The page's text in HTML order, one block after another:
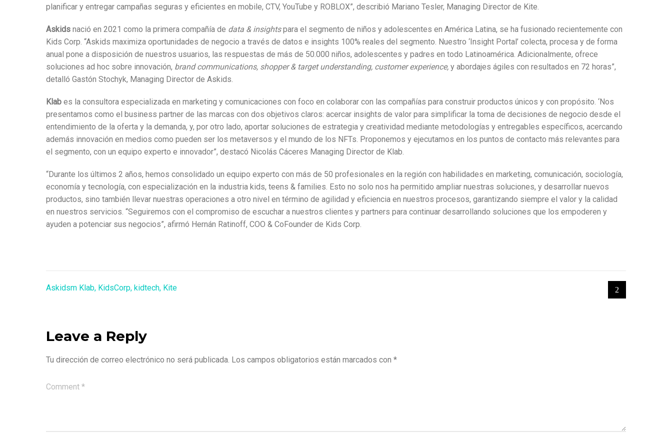
planificar y entregar campañas seguras y eficientes en mobile, CTV, YouTube y ROBLOX”, describió Mariano Tesler, Managing Director de Kite.
Askids nació en 2021 como la primera compañía de data & insightspara el segmento de niños y adolescentes en América Latina, se ha fusionado recientemente con
Kids Corp. “Askids maximiza oportunidades de negocio a través de datos e insights 100% reales del segmento. Nuestro ‘Insight Portal’ colecta, procesa y de forma
anual pone a disposición de nuestros usuarios, las respuestas de más de 50.000 niños, adolescentes y padres en todo Latinoamérica. Adicionalmente, ofrece
soluciones ad hoc sobre innovación, brand communications, shopper & target understanding, customer experience, y abordajes ágiles con resultados en 72 horas”,
detalló Gastón Stochyk, Managing Director de Askids.
Klab es la consultora especializada en marketing y comunicaciones con foco en colaborar con las compañías para construir productos únicos y con propósito. ‘Nos
presentamos como el business partner de las marcas con dos objetivos claros: acercar insights de valor para simplificar la toma de decisiones de negocio desde el
entendimiento de la oferta y la demanda, y, por otro lado, aportar soluciones de estrategia y creatividad mediante metodologías y entregables específicos, acercando
además innovación en medios como pueden ser los metaversos y el mundo de los NFTs. Proponemos y ejecutamos en los puntos de contacto más relevantes para
el segmento, con un equipo experto e innovador”, destacó Nicolás Cáceres Managing Director de Klab.
“Durante los últimos 2 años, hemos consolidado un equipo experto con más de 50 profesionales en la región con habilidades en marketing, comunicación, sociología,
economía y tecnología, con especialización en la industria kids, teens & families. Esto no solo nos ha permitido ampliar nuestras soluciones, y desarrollar nuevos
productos, sino también llevar nuestras operaciones a otro nivel en término de agilidad y eficiencia en nuestros procesos, garantizando siempre el valor y la calidad
en nuestros servicios. “Seguiremos con el compromiso de escuchar a nuestros clientes y partners para continuar desarrollando soluciones que los empoderen y
ayuden a potenciar sus negocios”, afirmó Hernán Ratinoff, COO & CoFounder de Kids Corp.
Askidsm Klab, KidsCorp, kidtech, Kite
Leave a Reply
Tu dirección de correo electrónico no será publicada. Los campos obligatorios están marcados con *